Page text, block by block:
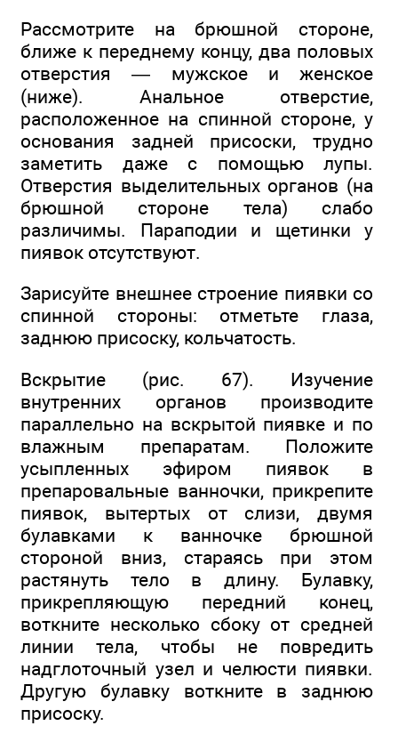
Рассмотрите на брюшной стороне,
ближе к переднему концу, два половых
отверстия — мужское и женское
(ниже). Анальное отверстие,
расположенное на спинной стороне, у
основания задней присоски, трудно
заметить даже с помощью лупы.
Отверстия выделительных органов (на
брюшной стороне тела) слабо
различимы. Параподии и щетинки у
пиявок отсутствуют.
Зарисуйте внешнее строение пиявки со
спинной стороны: отметьте глаза,
заднюю присоску, кольчатость.
Вскрытие (рис. 67). Изучение
внутренних органов производите
параллельно на вскрытой пиявке и по
влажным препаратам. Положите
усыпленных эфиром пиявок в
препаровальные ванночки, прикрепите
пиявок, вытертых от слизи, двумя
булавками к ванночке брюшной
стороной вниз, стараясь при этом
растянуть тело в длину. Булавку,
прикрепляющую передний конец,
воткните несколько сбоку от средней
линии тела, чтобы не повредить
надглоточный узел и челюсти пиявки.
Другую булавку воткните в заднюю
присоску.